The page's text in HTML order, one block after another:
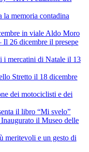
la memoria contadina
in viale Aldo Moro
26 dicembre il presepe
i mercatini di Natale il 13
Stretto il 18 dicembre
dei motociclisti e dei
il libro “Mi svelo”
il Museo delle
meritevoli e un gesto di